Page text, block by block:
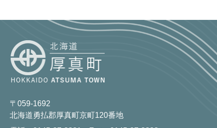
〒059-1692
北海道勇払郡厚真町京町120番地